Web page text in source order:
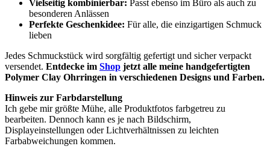
Vielseitig kombinierbar: Passt ebenso im Büro als auch zu
besonderen Anlässen
Perfekte Geschenkidee: Für alle, die einzigartigen Schmuck
lieben
Jedes Schmuckstück wird sorgfältig gefertigt und sicher verpackt
versendet. Entdecke im Shop jetzt alle meine handgefertigten
Polymer Clay Ohrringen in verschiedenen Designs und Farben.
Hinweis zur Farbdarstellung
Ich gebe mir größte Mühe, alle Produktfotos farbgetreu zu
bearbeiten. Dennoch kann es je nach Bildschirm,
Displayeinstellungen oder Lichtverhältnissen zu leichten
Farbabweichungen kommen.